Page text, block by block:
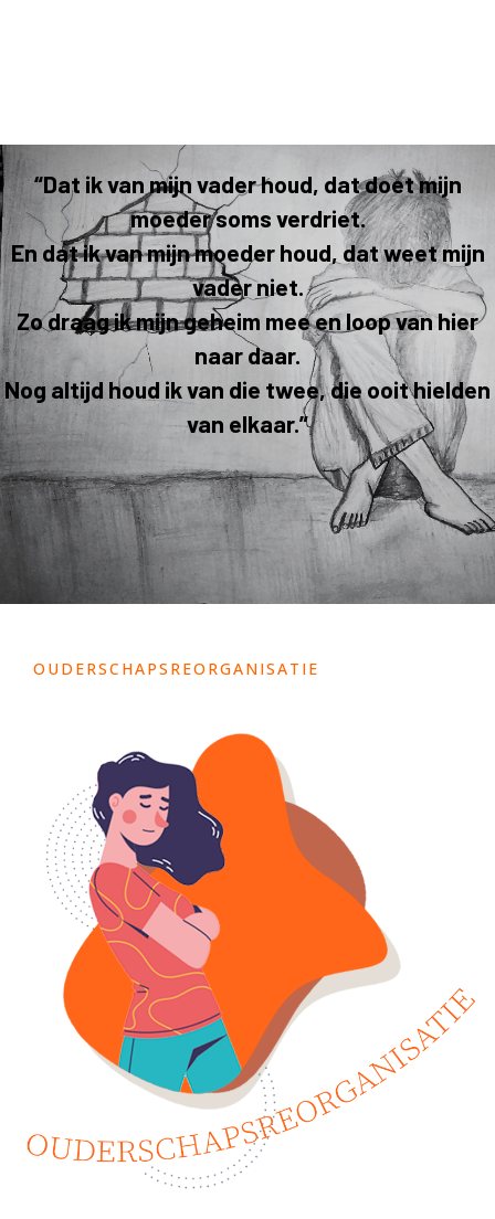
“Dat ik van mijn vader houd, dat doet mijn
moeder soms verdriet.
En dat ik van mijn moeder houd, dat weet mijn
vader niet.
Zo draag ik mijn geheim mee en loop van hier
naar daar.
Nog altijd houd ik van die twee, die ooit hielden
van elkaar.”
OUDERSCHAPSREORGANISATIE